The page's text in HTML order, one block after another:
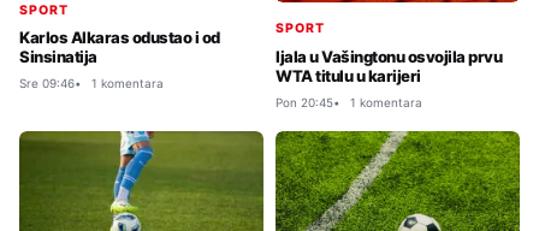
SPORT
Karlos Alkaras odustao i od
Sinsinatija
Sre 09:46 1 komentara
SPORT
Ijala u Vašingtonu osvojila prvu
WTA titulu u karijeri
Pon 20:45 1 komentara